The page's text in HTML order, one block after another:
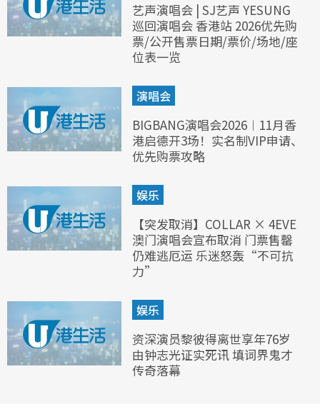
艺声演唱会 | SJ艺声 YESUNG
巡回演唱会 香港站 2026优先购
票/公开售票日期/票价/场地/座
位表一览
演唱会
BIGBANG演唱会2026︱11月香
港启德开3场！实名制VIP申请、
优先购票攻略
娱乐
【突发取消】COLLAR × 4EVE
澳门演唱会宣布取消 门票售罄
仍难逃厄运 乐迷怒轰“不可抗
力”
娱乐
资深演员黎彼得离世享年76岁
由钟志光证实死讯 填词界鬼才
传奇落幕